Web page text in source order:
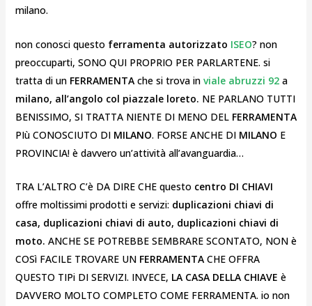
milano.
non conosci questo ferramenta autorizzato ISEO? non
preoccuparti, SONO QUI PROPRIO PER PARLARTENE. si
tratta di un FERRAMENTA che si trova in viale abruzzi 92 a
milano, all’angolo col piazzale loreto. NE PARLANO TUTTI
BENISSIMO, SI TRATTA NIENTE DI MENO DEL FERRAMENTA
PIù CONOSCIUTO DI MILANO. FORSE ANCHE DI MILANO E
PROVINCIA! è davvero un’attività all’avanguardia…
TRA L’ALTRO C’è DA DIRE CHE questo centro DI CHIAVI
offre moltissimi prodotti e servizi: duplicazioni chiavi di
casa, duplicazioni chiavi di auto, duplicazioni chiavi di
moto. ANCHE SE POTREBBE SEMBRARE SCONTATO, NON è
COSì FACILE TROVARE UN FERRAMENTA CHE OFFRA
QUESTO TIPi DI SERVIZI. INVECE, LA CASA DELLA CHIAVE è
DAVVERO MOLTO COMPLETO COME FERRAMENTA. io non